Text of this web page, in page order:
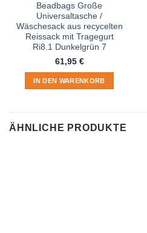
Beadbags Große
Universaltasche /
Wäschesack aus recycelten
Reissack mit Tragegurt
Ri8.1 Dunkelgrün 7
61,95 €
IN DEN WARENKORB
ÄHNLICHE PRODUKTE